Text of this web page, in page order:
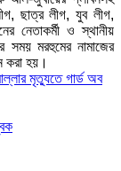
ছাত্র লীগ, যুব লীগ,
নেতাকর্মী ও স্থানীয়
সময় মরহুমের নামাজের
করা হয়।
মৃত্যুতে গার্ড অব